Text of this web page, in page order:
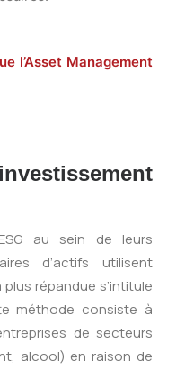
l’Asset Management
au sein de leurs
d’actifs utilisent
répandue s’intitule
méthode consiste à
de secteurs
alcool) en raison de